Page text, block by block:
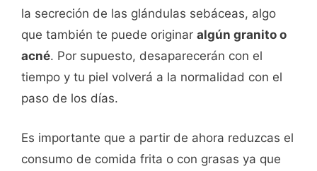
la secreción de las glándulas sebáceas, algo
que también te puede originar algún granito o
acné. Por supuesto, desaparecerán con el
tiempo y tu piel volverá a la normalidad con el
paso de los días.
Es importante que a partir de ahora reduzcas el
consumo de comida frita o con grasas ya que